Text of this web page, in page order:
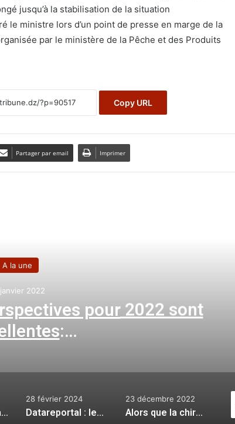
jusqu’à la stabilisation de la situation
le ministre lors d’un point de presse en marge de la
par le ministère de la Pêche et des Produits
Copy URL
Partager par email Imprimer
A la une
16 août 2023
spéculation : ouverture de
de vente de légumes secs
Datareportal : les vitesses de connexion fixe et mobile en Algérie en « forte progression » (rapport)
23 décembre 2022
Alors que la chirurgie esthétique s’est imposée : 27 actes chirurgicaux accomplis brillamment
17 juin 2021
Amical: